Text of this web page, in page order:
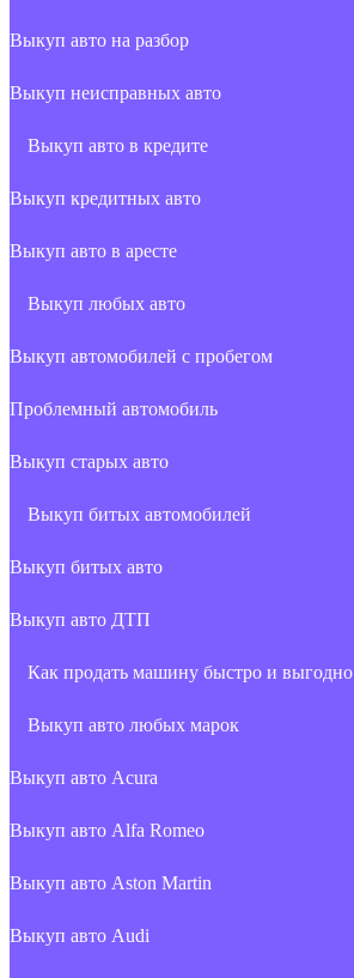
Выкуп авто на разбор
Выкуп неисправных авто
Выкуп авто в кредите
Выкуп кредитных авто
Выкуп авто в аресте
Выкуп любых авто
Выкуп автомобилей с пробегом
Проблемный автомобиль
Выкуп старых авто
Выкуп битых автомобилей
Выкуп битых авто
Выкуп авто ДТП
Как продать машину быстро и выгодно
Выкуп авто любых марок
Выкуп авто Acura
Выкуп авто Alfa Romeo
Выкуп авто Aston Martin
Выкуп авто Audi